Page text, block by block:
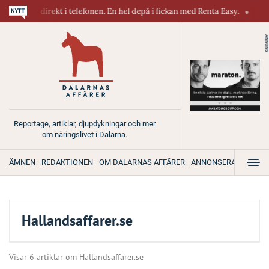
direkt i telefonen. En hel depå i fickan med Renta Easy.
Reportage, artiklar, djupdykningar och mer
om näringslivet i Dalarna.
ANNONS
ÄMNEN REDAKTIONEN OM DALARNAS AFFÄRER ANNONSERA
Hallandsaffarer.se
Visar 6 artiklar om Hallandsaffarer.se